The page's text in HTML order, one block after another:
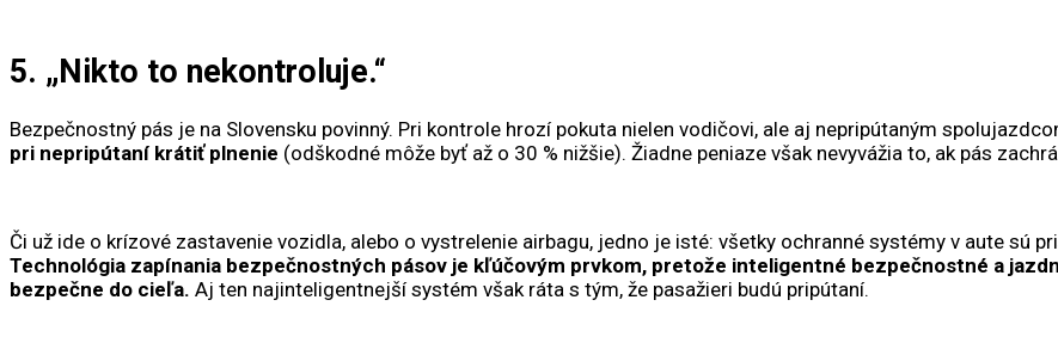
5. „Nikto to nekontroluje.“
Bezpečnostný pás je na Slovensku povinný. Pri kontrole hrozí pokuta nielen vodičovi, ale aj nepripútaným
pri nepripútaní krátiť plnenie (odškodné môže byť až o 30 % nižšie). Žiadne peniaze však nevyvážia to, ak pás
Či už ide o krízové zastavenie vozidla, alebo o vystrelenie airbagu, jedno je isté: všetky ochranné systémy v aute sú
Technológia zapínania bezpečnostných pásov je kľúčovým prvkom, pretože inteligentné bezpečnostné a
bezpečne do cieľa. Aj ten najinteligentnejší systém však ráta s tým, že pasažieri budú pripútaní.